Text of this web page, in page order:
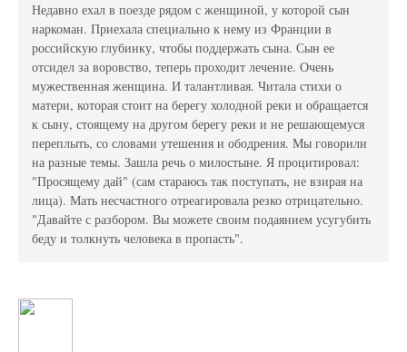
Недавно ехал в поезде рядом с женщиной, у которой сын
наркоман. Приехала специально к нему из Франции в
российскую глубинку, чтобы поддержать сына. Сын ее
отсидел за воровство, теперь проходит лечение. Очень
мужественная женщина. И талантливая. Читала стихи о
матери, которая стоит на берегу холодной реки и обращается
к сыну, стоящему на другом берегу реки и не решающемуся
переплыть, со словами утешения и ободрения. Мы говорили
на разные темы. Зашла речь о милостыне. Я процитировал:
"Просящему дай" (сам стараюсь так поступать, не взирая на
лица). Мать несчастного отреагировала резко отрицательно.
"Давайте с разбором. Вы можете своим подаянием усугубить
беду и толкнуть человека в пропасть".